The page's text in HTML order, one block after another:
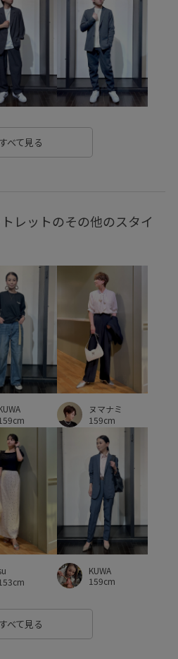
すべて見る
レットのその他のスタイ
ヌマナミ
159cm
KUWA
159cm
すべて見る